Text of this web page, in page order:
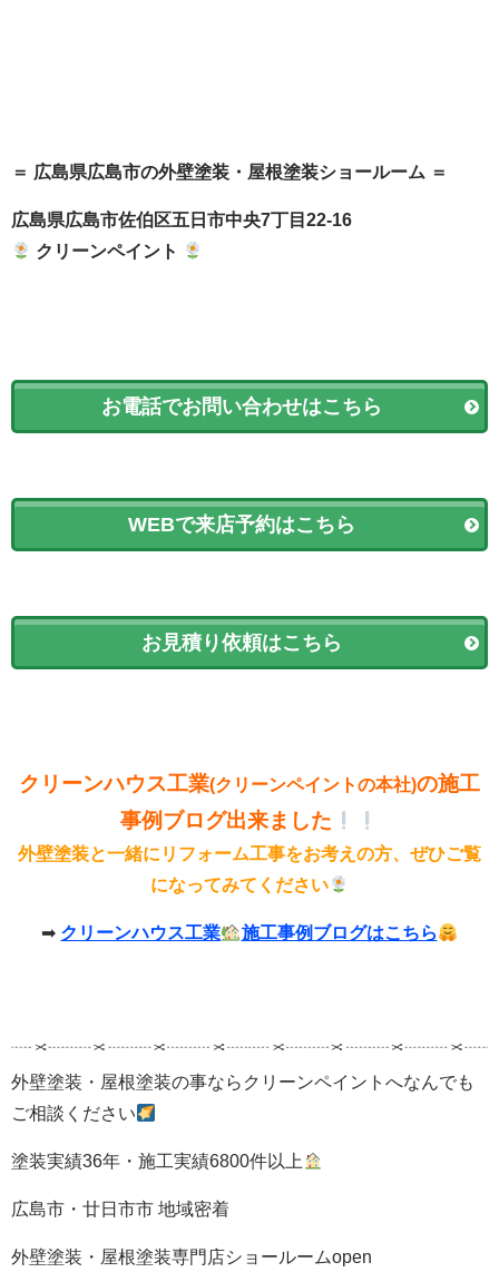
＝ 広島県広島市の外壁塗装・屋根塗装ショールーム ＝
広島県広島市佐伯区五日市中央7丁目22-16
クリーンペイント
お電話でお問い合わせはこちら
WEBで来店予約はこちら
お見積り依頼はこちら
クリーンハウス工業(クリーンペイントの本社)の施工
事例ブログ出来ました
外壁塗装と一緒にリフォーム工事をお考えの方、ぜひご覧
になってみてください
➡ クリーンハウス工業 施工事例ブログはこちら
外壁塗装・屋根塗装の事ならクリーンペイントへなんでも
ご相談ください
塗装実績36年・施工実績6800件以上
広島市・廿日市市 地域密着
外壁塗装・屋根塗装専門店ショールームopen